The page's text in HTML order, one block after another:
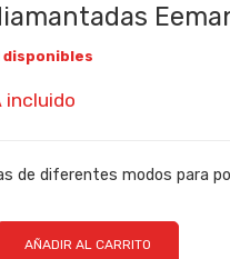
disponibles
incluido
de diferentes modos para
AÑADIR AL CARRITO